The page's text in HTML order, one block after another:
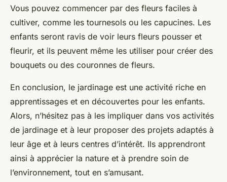
Vous pouvez commencer par des fleurs faciles à
cultiver, comme les tournesols ou les capucines. Les
enfants seront ravis de voir leurs fleurs pousser et
fleurir, et ils peuvent même les utiliser pour créer des
bouquets ou des couronnes de fleurs.
En conclusion, le jardinage est une activité riche en
apprentissages et en découvertes pour les enfants.
Alors, n’hésitez pas à les impliquer dans vos activités
de jardinage et à leur proposer des projets adaptés à
leur âge et à leurs centres d’intérêt. Ils apprendront
ainsi à apprécier la nature et à prendre soin de
l’environnement, tout en s’amusant.